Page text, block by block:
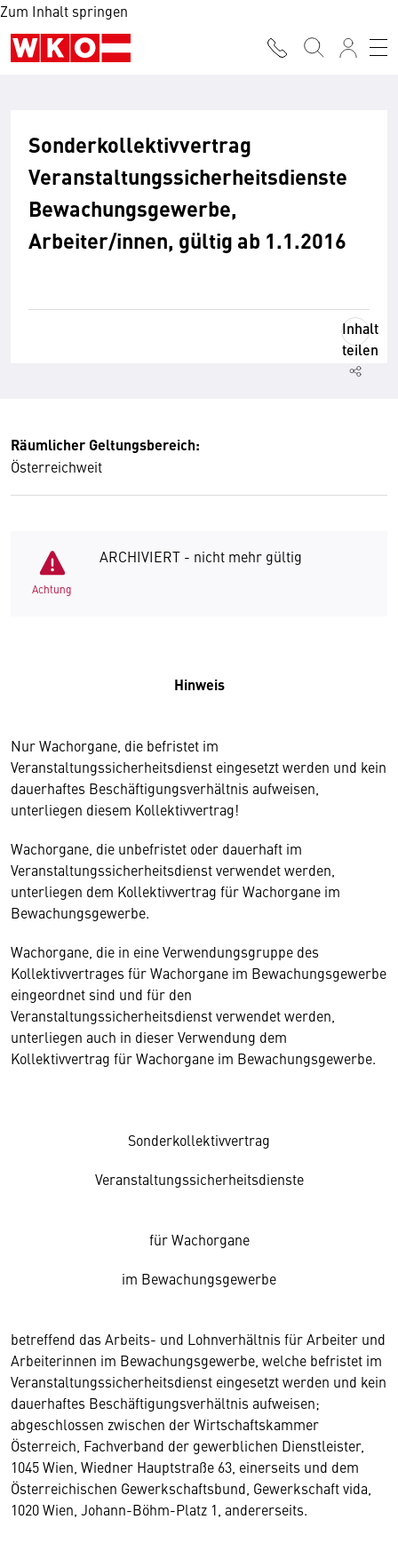
Zum Inhalt springen
Sonderkollektivvertrag
Veranstaltungssicherheitsdienste
Bewachungsgewerbe,
Arbeiter/innen, gültig ab 1.1.2016
Inhalt
teilen
Räumlicher Geltungsbereich:
Österreichweit
Achtung
ARCHIVIERT - nicht mehr gültig
Hinweis
Nur Wachorgane, die befristet im
Veranstaltungssicherheitsdienst eingesetzt werden und kein
dauerhaftes Beschäftigungsverhältnis aufweisen,
unterliegen diesem Kollektivvertrag!
Wachorgane, die unbefristet oder dauerhaft im
Veranstaltungssicherheitsdienst verwendet werden,
unterliegen dem Kollektivvertrag für Wachorgane im
Bewachungsgewerbe.
Wachorgane, die in eine Verwendungsgruppe des
Kollektivvertrages für Wachorgane im Bewachungsgewerbe
eingeordnet sind und für den
Veranstaltungssicherheitsdienst verwendet werden,
unterliegen auch in dieser Verwendung dem
Kollektivvertrag für Wachorgane im Bewachungsgewerbe.
Sonderkollektivvertrag
Veranstaltungssicherheitsdienste
für Wachorgane
im Bewachungsgewerbe
betreffend das Arbeits- und Lohnverhältnis für Arbeiter und
Arbeiterinnen im Bewachungsgewerbe, welche befristet im
Veranstaltungssicherheitsdienst eingesetzt werden und kein
dauerhaftes Beschäftigungsverhältnis aufweisen;
abgeschlossen zwischen der Wirtschaftskammer
Österreich, Fachverband der gewerblichen Dienstleister,
1045 Wien, Wiedner Hauptstraße 63, einerseits und dem
Österreichischen Gewerkschaftsbund, Gewerkschaft vida,
1020 Wien, Johann-Böhm-Platz 1, andererseits.